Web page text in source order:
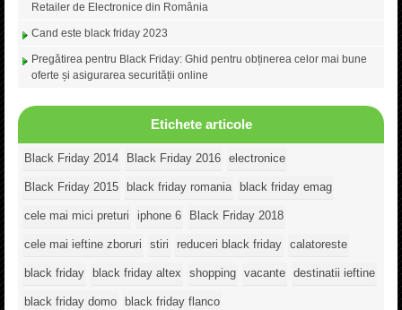
Retailer de Electronice din România
Cand este black friday 2023
Pregătirea pentru Black Friday: Ghid pentru obținerea celor mai bune
oferte și asigurarea securității online
Etichete articole
Black Friday 2014 Black Friday 2016 electronice
Black Friday 2015 black friday romania black friday emag
cele mai mici preturi iphone 6 Black Friday 2018
cele mai ieftine zboruri stiri reduceri black friday calatoreste
black friday black friday altex shopping vacante destinatii ieftine
black friday domo black friday flanco